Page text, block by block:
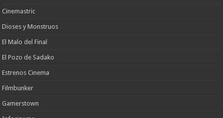
Cinemastric
Dioses y Monstruos
El Malo del Final
El Pozo de Sadako
Estrenos Cinema
Filmbunker
Gamerstown